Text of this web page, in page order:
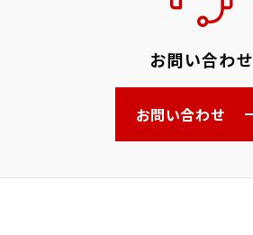
お問い合わせ
お問い合わせ